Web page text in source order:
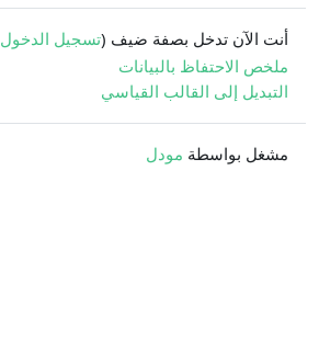
أنت الآن تدخل بصفة ضيف (تسجيل الدخول
ملخص الاحتفاظ بالبيانات
التبديل إلى القالب القياسي
مشغل بواسطة مودل